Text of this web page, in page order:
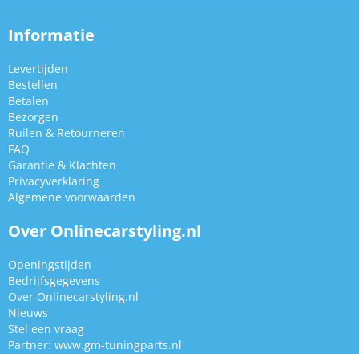
Informatie
Levertijden
Bestellen
Betalen
Bezorgen
Ruilen & Retourneren
FAQ
Garantie & Klachten
Privacyverklaring
Algemene voorwaarden
Over Onlinecarstyling.nl
Openingstijden
Bedrijfsgegevens
Over Onlinecarstyling.nl
Nieuws
Stel een vraag
Partner: www.gm-tuningparts.nl